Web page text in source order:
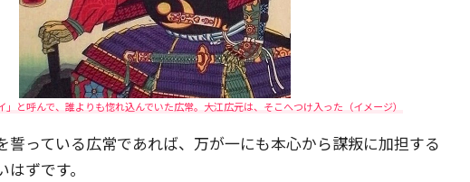
」と呼んで、誰よりも惚れ込んでいた広常。大江広元は、そこへつけ入った（イメージ）
誓っている広常であれば、万が一にも本心から謀叛に加担する
ずです。